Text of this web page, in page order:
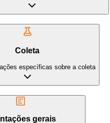
Coleta
específicas sobre a coleta
gerais